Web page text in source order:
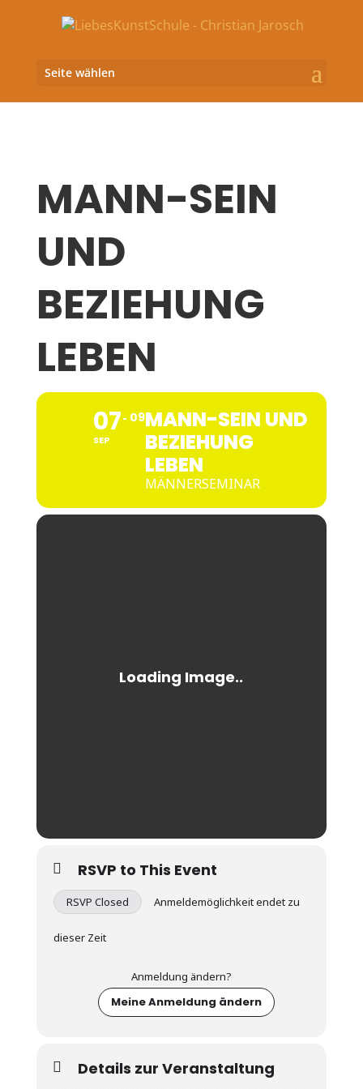
Seite wählen
MANN-SEIN
UND
BEZIEHUNG
LEBEN
07
SEP
09MANN-SEIN UND
BEZIEHUNG
LEBEN
MÄNNERSEMINAR
RSVP to This Event
RSVP Closed Anmeldemöglichkeit endet zu
dieser Zeit
Anmeldung ändern?
Meine Anmeldung ändern
Details zur Veranstaltung